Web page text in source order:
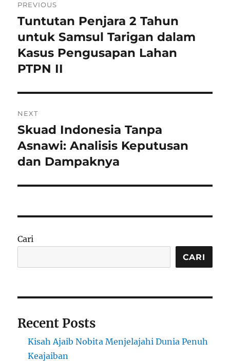
pos
PREVIOUS
Previous
post:
Tuntutan Penjara 2 Tahun
untuk Samsul Tarigan dalam
Kasus Pengusapan Lahan
PTPN II
NEXT
Next
post:
Skuad Indonesia Tanpa
Asnawi: Analisis Keputusan
dan Dampaknya
Cari
CARI
Recent Posts
Kisah Ajaib Nobita Menjelajahi Dunia Penuh
Keajaiban